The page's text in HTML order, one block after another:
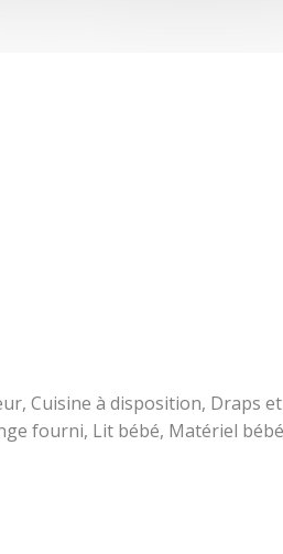
Cuisine à disposition, Draps
fourni, Lit bébé, Matériel